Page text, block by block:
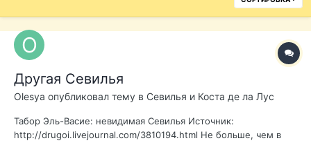
Другая Севилья
Olesya опубликовал тему в Севилья и Коста де ла Лус
Табор Эль-Васие: невидимая Севилья Источник:
http://drugoi.livejournal.com/3810194.html Не больше, чем в